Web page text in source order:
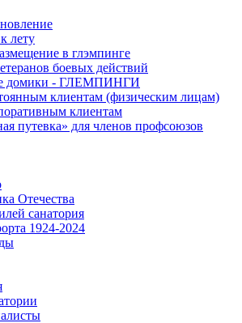
лету
в глэмпинге
боевых действий
домики - ГЛЕМПИНГИ
клиентам (физическим лицам)
клиентам
путевка» для членов профсоюзов
Отечества
санатория
1924-2024